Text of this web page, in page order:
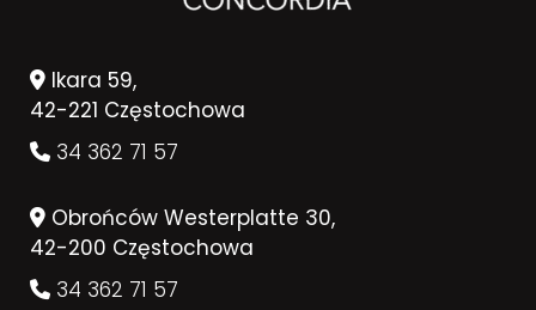
Ikara 59,
42-221 Częstochowa
34 362 71 57
Obrońców Westerplatte 30,
42-200 Częstochowa
34 362 71 57